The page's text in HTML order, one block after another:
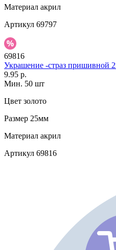
Материал акрил
Артикул 69797
69816
Украшение -страз пришивной
9.95 р.
Мин. 50 шт
Цвет золото
Размер 25мм
Материал акрил
Артикул 69816